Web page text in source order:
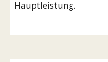
Hauptleistung.